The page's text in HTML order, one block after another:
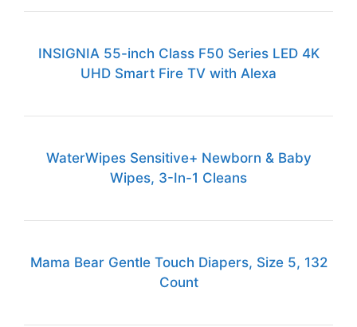
INSIGNIA 55-inch Class F50 Series LED 4K
UHD Smart Fire TV with Alexa
WaterWipes Sensitive+ Newborn & Baby
Wipes, 3-In-1 Cleans
Mama Bear Gentle Touch Diapers, Size 5, 132
Count